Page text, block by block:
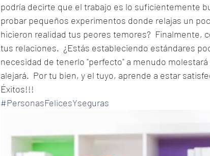
podría decirte que el trabajo es lo suficientemente
probar pequeños experimentos donde relajas un
hicieron realidad tus peores temores?  Finalmente,
tus relaciones.  ¿Estás estableciendo estándares
necesidad de tenerlo "perfecto" a menudo
alejará.  Por tu bien, y el tuyo, aprende a estar
Éxitos!!!
#PersonasFelicesYseguras